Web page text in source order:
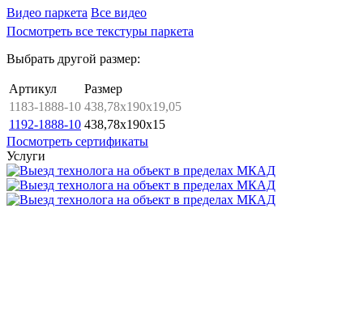
Видео паркета Все видео
Посмотреть все текстуры паркета
Выбрать другой размер:
Артикул
Размер
1183-1888-10 438,78x190x19,05
1192-1888-10 438,78x190x15
Посмотреть сертификаты
Услуги